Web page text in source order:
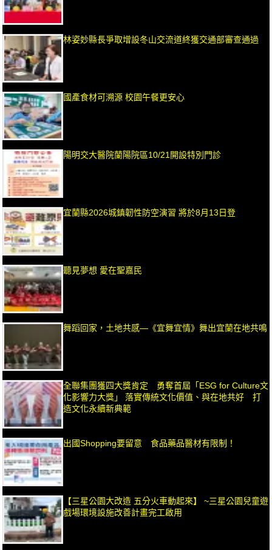
林姿妙縣長爭取增設冬山交流道終獲交通部審查通過
國產食材可溯源 校園午餐更安心
陽明交大醫院蘭陽院區10/21開設特別門診
宜蘭縣2026城鎮韌性防空演習 將於8月13日登
聽見夢想 愛在聖嘉民
舞蹈回家，土地共感—《宜舞宜情》舞出宜蘭在地共鳴
全聯集團獲四大獎肯定 勇奪首屆「ESG for Culture文
化影響力大獎」 落實傳統文化價值、與在地共好 打
造文化永續新典範
出國Shopping要留意 食品藥品醫材有限制！
【三星公園大改造 五分火車動起來】 ~三星公園兒童遊
戲場環境設施改善計畫完工啟用